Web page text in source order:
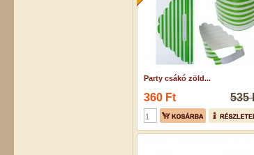
Party csákó zöld...
360 Ft 535